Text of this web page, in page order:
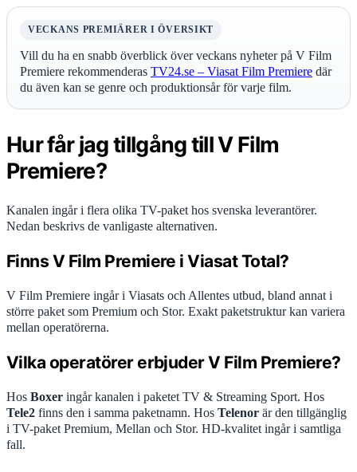
VECKANS PREMIÄRER I ÖVERSIKT
Vill du ha en snabb överblick över veckans nyheter på V Film
Premiere rekommenderas TV24.se – Viasat Film Premiere där
du även kan se genre och produktionsår för varje film.
Hur får jag tillgång till V Film
Premiere?
Kanalen ingår i flera olika TV-paket hos svenska leverantörer.
Nedan beskrivs de vanligaste alternativen.
Finns V Film Premiere i Viasat Total?
V Film Premiere ingår i Viasats och Allentes utbud, bland annat i
större paket som Premium och Stor. Exakt paketstruktur kan variera
mellan operatörerna.
Vilka operatörer erbjuder V Film Premiere?
Hos Boxer ingår kanalen i paketet TV & Streaming Sport. Hos
Tele2 finns den i samma paketnamn. Hos Telenor är den tillgänglig
i TV-paket Premium, Mellan och Stor. HD-kvalitet ingår i samtliga
fall.